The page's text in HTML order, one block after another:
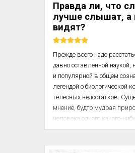
различные другие силы или
таким образом, конечный
всегда будет
Правда ли, что
лучше слышат, а
видят?
Прежде всего надо
давно оставленной наукой,
и популярной в общем
легендой о биологической
телесных недостатков.
мнение, будто мудрая
человека одного какого-
чувств (глаза или уха),
большей